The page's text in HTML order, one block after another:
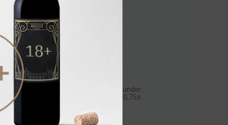
Wohlmuth Grauburgunder
Ried Gola 2019 13% 0,75л
3 728.00 ₽